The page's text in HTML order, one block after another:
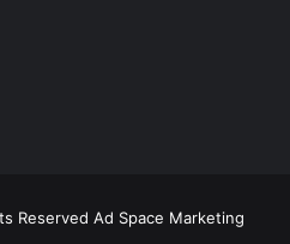
Reserved Ad Space Marketing